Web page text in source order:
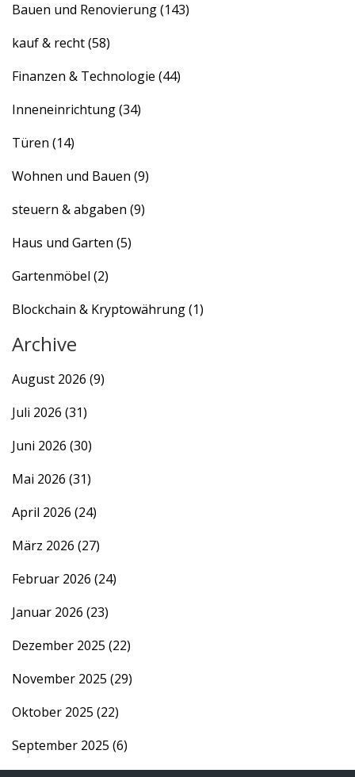
Bauen und Renovierung(143)
kauf & recht(58)
Finanzen & Technologie (44)
Inneneinrichtung(34)
Türen (14)
Wohnen und Bauen (9)
steuern & abgaben (9)
Haus und Garten (5)
Gartenmöbel (2)
Blockchain & Kryptowährung(1)
Archive
August 2026 (9)
Juli 2026 (31)
Juni 2026 (30)
Mai 2026 (31)
April 2026 (24)
März 2026 (27)
Februar 2026 (24)
Januar 2026 (23)
Dezember 2025 (22)
November 2025 (29)
Oktober 2025 (22)
September 2025 (6)